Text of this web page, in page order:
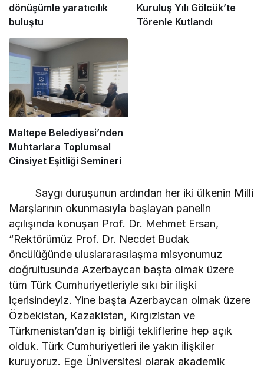
dönüşümle yaratıcılık
buluştu
Kuruluş Yılı Gölcük’te
Törenle Kutlandı
Maltepe Belediyesi’nden
Muhtarlara Toplumsal
Cinsiyet Eşitliği Semineri
Saygı duruşunun ardından her iki ülkenin Milli
Marşlarının okunmasıyla başlayan panelin
açılışında konuşan Prof. Dr. Mehmet Ersan,
“Rektörümüz Prof. Dr. Necdet Budak
öncülüğünde uluslararasılaşma misyonumuz
doğrultusunda Azerbaycan başta olmak üzere
tüm Türk Cumhuriyetleriyle sıkı bir ilişki
içerisindeyiz. Yine başta Azerbaycan olmak üzere
Özbekistan, Kazakistan, Kırgızistan ve
Türkmenistan’dan iş birliği tekliflerine hep açık
olduk. Türk Cumhuriyetleri ile yakın ilişkiler
kuruyoruz. Ege Üniversitesi olarak akademik